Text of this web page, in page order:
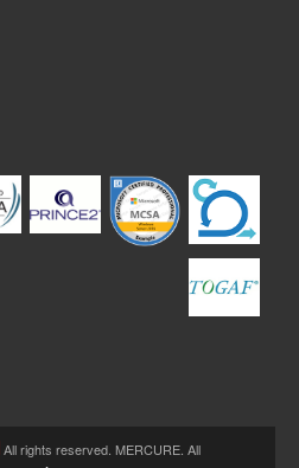
All rights reserved. MERCURE. All